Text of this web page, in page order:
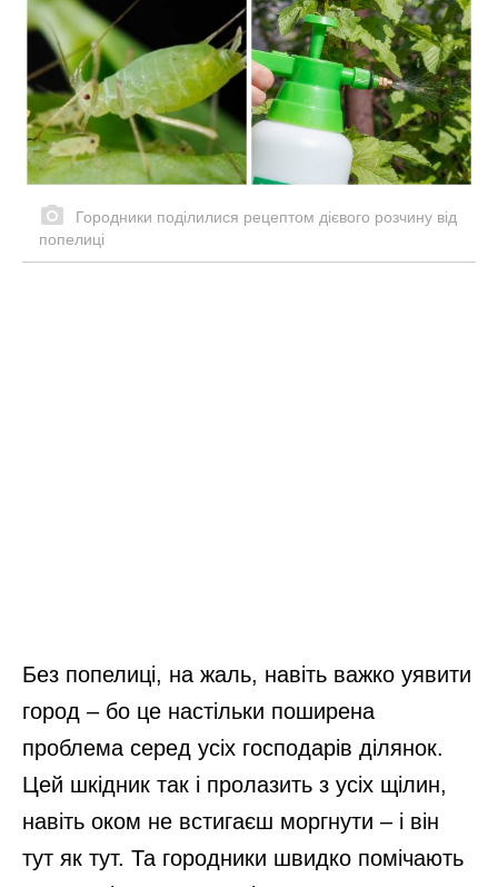
Городники поділилися рецептом дієвого розчину від
попелиці
Без попелиці, на жаль, навіть важко уявити
город – бо це настільки поширена
проблема серед усіх господарів ділянок.
Цей шкідник так і пролазить з усіх щілин,
навіть оком не встигаєш моргнути – і він
тут як тут. Та городники швидко помічають